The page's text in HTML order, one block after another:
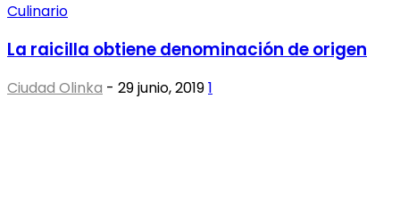
Culinario
La raicilla obtiene denominación de origen
Ciudad Olinka - 29 junio, 20191